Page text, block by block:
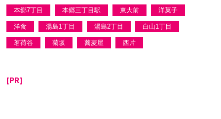
本郷7丁目 本郷三丁目駅 東大前 洋菓子
洋食 湯島1丁目 湯島2丁目 白山1丁目
茗荷谷 菊坂 蕎麦屋 西片
[PR]